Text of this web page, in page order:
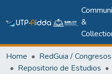
&
Home
Repositorio de Estudios